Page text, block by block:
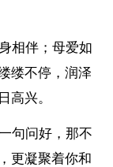
相伴；母爱如
缕不停，润泽
高兴。
句问好，那不
更凝聚着你和